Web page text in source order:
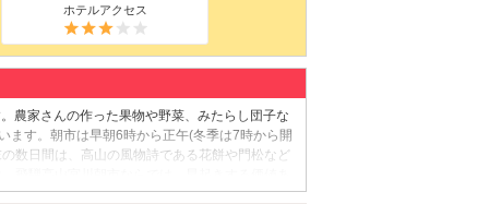
ホテルアクセス
農家さんの作った果物や野菜、みたらし団子な
ます。朝市は早朝6時から正午(冬季は7時から開
数日間は、高山の風物詩である花餅や門松など